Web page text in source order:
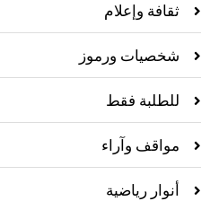
ثقافة وإعلام
شخصيات ورموز
للطلبة فقط
مواقف وآراء
أنوار رياضية